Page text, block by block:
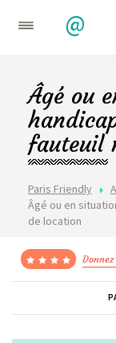
@
Paris Friendly
Âgé ou en
de location
Âgé ou
fauteuil